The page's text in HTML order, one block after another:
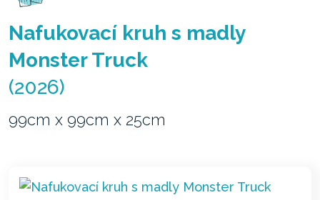
Nafukovací kruh s madly
Monster Truck
(2026)
99cm x 99cm x 25cm